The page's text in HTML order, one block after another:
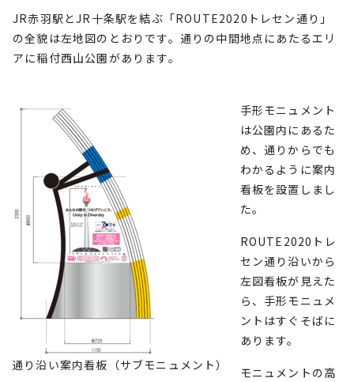
JR赤羽駅とJR十条駅を結ぶ「ROUTE2020トレセン通り」
の全貌は左地図のとおりです。通りの中間地点にあたるエリ
アに稲付西山公園があります。
通り沿い案内看板（サブモニュメント）
手形モニュメント
は公園内にあるた
め、通りからでも
わかるように案内
看板を設置しまし
た。
ROUTE2020トレ
セン通り沿いから
左図看板が見えた
ら、手形モニュメ
ントはすぐそばに
あります。
モニュメントの高